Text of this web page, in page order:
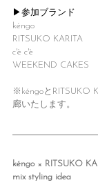
▶︎参加ブランド
kéngo
RITSUKO KARITA
c'è c'è
WEEKEND CAKES
※kéngoとRITSUKO
廊いたします。
kéngo × RITSUKO
mix styling idea